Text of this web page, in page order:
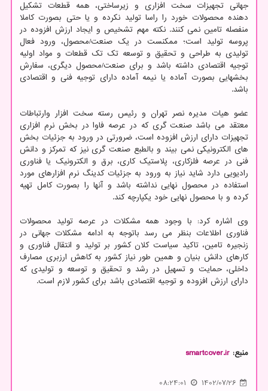
جهانی تجهیزات سخت افزاری و زیرساختی، همه قطعات تشکیل
دهنده محصولات خورد را راسا تولید نکرده و یا حتی بصورت کاملا
منفصله تامین نمی کنند. نکته مهم تشخیص و ایجاد ارزش افزوده در
پروسه تولید است؛ ممکنست در یک صنعت/محصول، ورود فعال
تولیدی به طراحی و تحقیق و توسعه تک تک قطعات و مواد اولیه
توجیه اقتصادی داشته باشد و برای صنعت/محصول دیگری، سفارش
بخشهایی بصورت آماده یا نیمه آماده دارای توجیه فنی و اقتصادی
باشد.
عضو هیات مدیره نصر تهران و رئیس رسته سخت افزار وارتباطات
معتقد می باشد صنعت گری که در عرصه فاوا در بخش نرم افزاری
تجهیزات دارای ارزش افزوده است، ضرورتی در ورود به جزئیات بخش
های الکترونیکی نمی بیند و بالطبع صنعت گری نیز که تمرکز و دانش
فنی در عرصه فلزکاری، پلاستیک کاری، برق و الکترونیک یا فناوری
رادیویی دارد شاید نیاز به ورود به جزئیات کدینگ نرم افزارهای مورد
استفاده در محصول نهایی نداشته باشد و آنها را بصورت کامل تهیه
کرده و با محصول نهایی خود یکپارچه کند.
وی اشاره کرد: با وجود همه مشکلات در عرصه تولید محصولات
فناوری اطلاعات بنظر می رسد باتوجه به ادامه مشکلات جهانی در
زنجیره تامین، تاکید سیاست کلان کشور بر تولید و انتقال فناوری و
کارهای دانش بنیان و همین طور نیاز کشور به کاهش ارزبری مصارف
داخلی، حمایت و تسهیل در رشد و تحقیق و توسعه و تولیدی که
دارای ارزش افزوده و توجیه اقتصادی باشد برای کشور لازم است.
منبع: smartcover.ir
1402/07/26
08:24:01